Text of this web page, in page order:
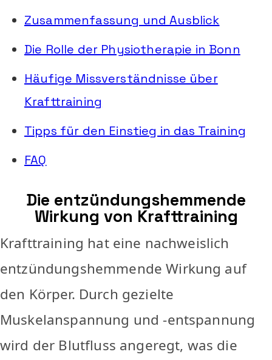
Zusammenfassung und Ausblick
Die Rolle der Physiotherapie in Bonn
Häufige Missverständnisse über
Krafttraining
Tipps für den Einstieg in das Training
FAQ
Die entzündungshemmende
Wirkung von Krafttraining
Krafttraining hat eine nachweislich
entzündungshemmende Wirkung auf
den Körper. Durch gezielte
Muskelanspannung und -entspannung
wird der Blutfluss angeregt, was die